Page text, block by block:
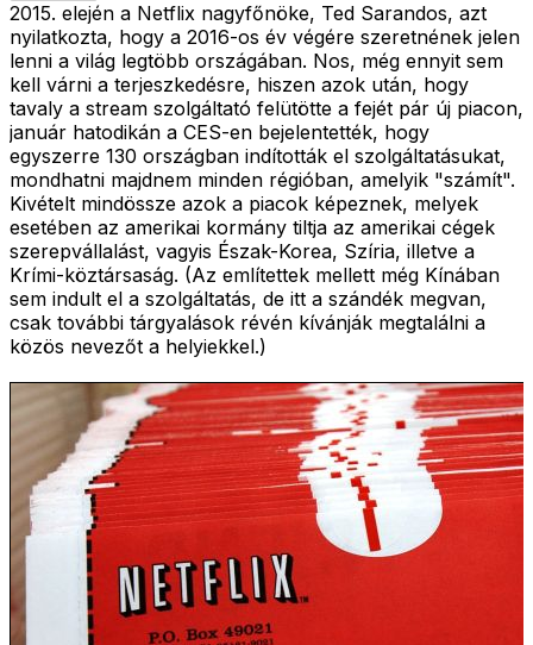
2015. elején a Netflix nagyfőnöke, Ted Sarandos, azt
nyilatkozta, hogy a 2016-os év végére szeretnének jelen
lenni a világ legtöbb országában. Nos, még ennyit sem
kell várni a terjeszkedésre, hiszen azok után, hogy
tavaly a stream szolgáltató felütötte a fejét pár új piacon,
január hatodikán a CES-en bejelentették, hogy
egyszerre 130 országban indították el szolgáltatásukat,
mondhatni majdnem minden régióban, amelyik "számít".
Kivételt mindössze azok a piacok képeznek, melyek
esetében az amerikai kormány tiltja az amerikai cégek
szerepvállalást, vagyis Észak-Korea, Szíria, illetve a
Krími-köztársaság. (Az említettek mellett még Kínában
sem indult el a szolgáltatás, de itt a szándék megvan,
csak további tárgyalások révén kívánják megtalálni a
közös nevezőt a helyiekkel.)